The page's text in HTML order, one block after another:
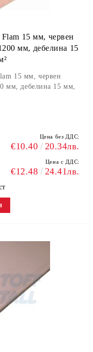
15 мм, червен
мм, дебелина 15
15 мм, червен
мм, дебелина 15 мм,
Цена без ДДС:
€10.40 20.34лв.
Цена с ДДС:
€12.48 24.41лв.